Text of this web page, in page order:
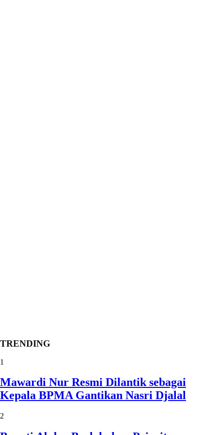
TRENDING
1
Mawardi Nur Resmi Dilantik sebagai
Kepala BPMA Gantikan Nasri Djalal
2